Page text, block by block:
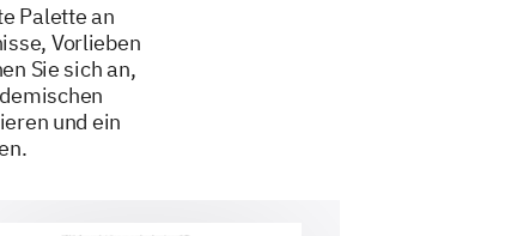
Palette an
Vorlieben
Sie sich an,
und ein